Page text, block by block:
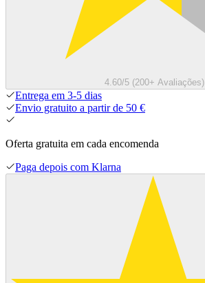
4.60/5 (200+ Avaliações)
Entrega em 3-5 dias
Envio gratuito a partir de 50 €
Oferta gratuita em cada encomenda
Paga depois com Klarna